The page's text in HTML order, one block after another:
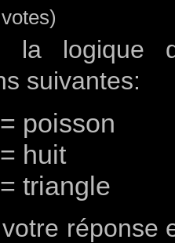
la logique
suivantes:
poisson
huit
triangle
réponse